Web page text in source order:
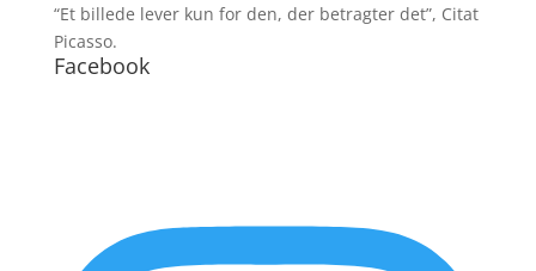
“Et billede lever kun for den, der betragter det”, Citat
Picasso.
Facebook